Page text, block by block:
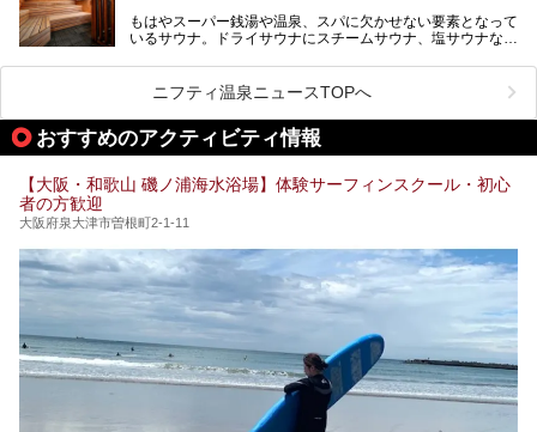
ケやボウリングといった遊び場もあり、友人同士やカップル
で“遊び+癒し”の一日を過ごすのにもぴったり。
処にいたるまで魅力をたっぷり堪能してきたので、その全容
大規模リニューアルの全容を確認すべく、リニューアルプレ
オープンイベントに行ってきました！今回はそのリニューア
もはやスーパー銭湯や温泉、スパに欠かせない要素となって
いるサウナ。ドライサウナにスチームサウナ、塩サウナな
ペース、ロウリュウなど、心ゆくまで楽しむためのサービス
が充実した施設も多くみられます。
今回はそんなサウナにこだわった、大阪府内のオススメ温
泉・銭湯・スパを30件紹介したいと思います！
ニフティ温泉ニュースTOPへ
おすすめのアクティビティ情報
【大阪・和歌山 磯ノ浦海水浴場】体験サーフィンスクール・初心
者の方歓迎
大阪府泉大津市曽根町2-1-11